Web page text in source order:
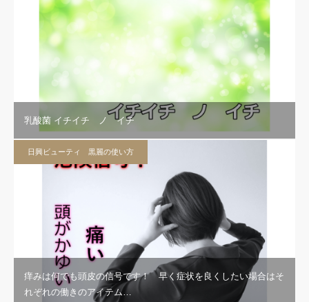
乳酸菌 イチイチ ノ イチ
日興ビューティ 黒麗の使い方
痒みは何でも頭皮の信号です！ 早く症状を良くしたい場合はそ
れぞれの働きのアイテム…